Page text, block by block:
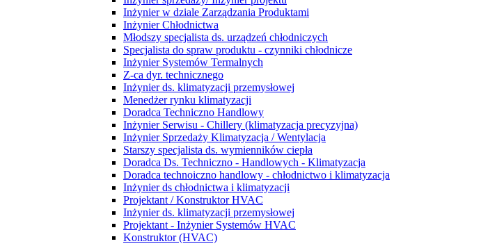
Inżynier w dziale Zarządzania Produktami
Inżynier Chłodnictwa
Młodszy specjalista ds. urządzeń chłodniczych
Specjalista do spraw produktu - czynniki chłodnicze
Inżynier Systemów Termalnych
Z-ca dyr. technicznego
Inżynier ds. klimatyzacji przemysłowej
Menedżer rynku klimatyzacji
Doradca Techniczno Handlowy
Inżynier Serwisu - Chillery (klimatyzacja precyzyjna)
Inżynier Sprzedaży Klimatyzacja / Wentylacja
Starszy specjalista ds. wymienników ciepła
Doradca Ds. Techniczno - Handlowych - Klimatyzacja
Doradca technoiczno handlowy - chłodnictwo i klimatyzacja
Inżynier ds chłodnictwa i klimatyzacji
Projektant / Konstruktor HVAC
Inżynier ds. klimatyzacji przemysłowej
Projektant - Inżynier Systemów HVAC
Konstruktor (HVAC)